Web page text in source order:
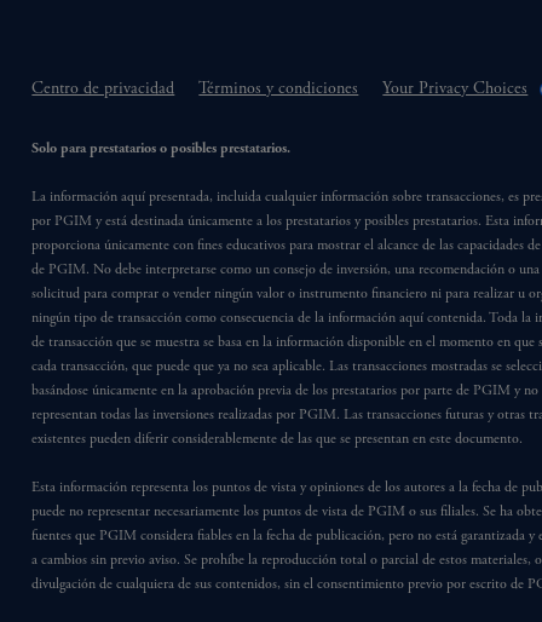
Centro de privacidad Términos y condiciones Your Privacy Choices
Solo para prestatarios o posibles prestatarios.
La información aquí presentada, incluida cualquier información sobre transacciones, es
por PGIM y está destinada únicamente a los prestatarios y posibles prestatarios. Esta
proporciona únicamente con fines educativos para mostrar el alcance de las capacidades
de PGIM. No debe interpretarse como un consejo de inversión, una recomendación o
solicitud para comprar o vender ningún valor o instrumento financiero ni para realizar u
ningún tipo de transacción como consecuencia de la información aquí contenida. Toda la
de transacción que se muestra se basa en la información disponible en el momento en que
cada transacción, que puede que ya no sea aplicable. Las transacciones mostradas se
basándose únicamente en la aprobación previa de los prestatarios por parte de PGIM y no
representan todas las inversiones realizadas por PGIM. Las transacciones futuras y otras
existentes pueden diferir considerablemente de las que se presentan en este documento.
Esta información representa los puntos de vista y opiniones de los autores a la fecha de
puede no representar necesariamente los puntos de vista de PGIM o sus filiales. Se ha
fuentes que PGIM considera fiables en la fecha de publicación, pero no está garantizada y
a cambios sin previo aviso. Se prohíbe la reproducción total o parcial de estos materiales,
divulgación de cualquiera de sus contenidos, sin el consentimiento previo por escrito de